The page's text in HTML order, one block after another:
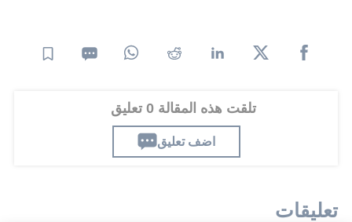
تلقت هذه المقالة 0 تعليق
اضف تعليق
تعليقات